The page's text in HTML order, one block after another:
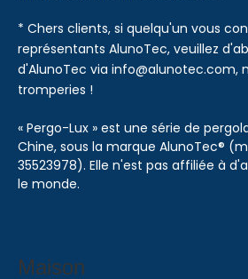
* Chers clients, si quelqu'un vous
représentants AlunoTec, veuillez
d'AlunoTec via info@alunotec.com,
tromperies !
« Pergo-Lux » est une série de
Chine, sous la marque AlunoTec®
35523978). Elle n'est pas affiliée à
le monde.
Maison